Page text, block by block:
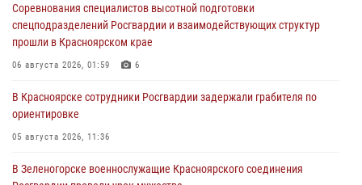
Соревнования специалистов высотной подготовки
спецподразделений Росгвардии и взаимодействующих структур
прошли в Красноярском крае
06 августа 2026, 01:59 6
В Красноярске сотрудники Росгвардии задержали грабителя по
ориентировке
05 августа 2026, 11:36
В Зеленогорске военнослужащие Красноярского соединения